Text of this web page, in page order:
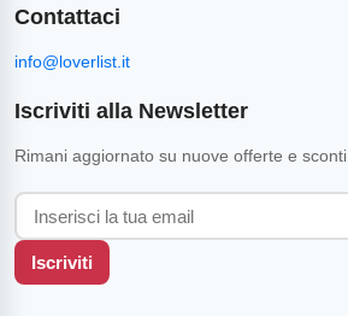
Contattaci
info@loverlist.it
Iscriviti alla Newsletter
Rimani aggiornato su nuove offerte e sconti.
Iscriviti